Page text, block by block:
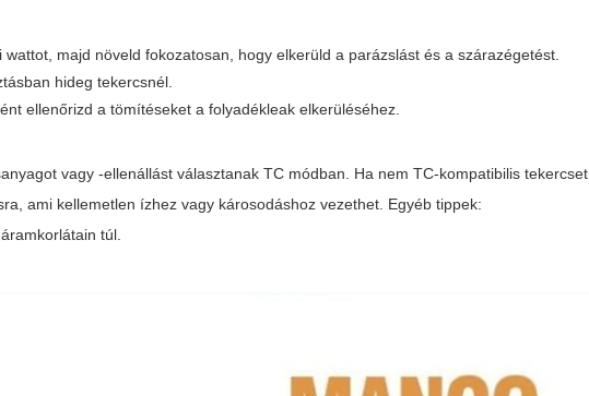
majd növeld fokozatosan, hogy elkerüld a parázslást és a szárazégetést.
hideg tekercsnél.
ellenőrizd a tömítéseket a folyadékleak elkerüléséhez.
vagy -ellenállást választanak TC módban. Ha nem TC-kompatibilis tekercset
ami kellemetlen ízhez vagy károsodáshoz vezethet. Egyéb tippek:
túl.